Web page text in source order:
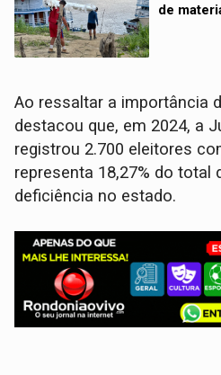
de
Ao ressaltar a importância
destacou que, em 2024, a
registrou 2.700 eleitores
representa 18,27% do total
deficiência no estado.